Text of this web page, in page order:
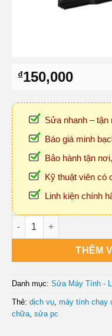
₫150,000
Sửa nhanh – tận
Báo giá minh
Bảo hành tận
Kỹ thuật viên có
Linh kiện chính
Sửa Máy Tính Chạy
THÊM
Danh mục: Sửa Máy Tính -
Thẻ: dịch vụ máy tính chạy
chữa sửa pc